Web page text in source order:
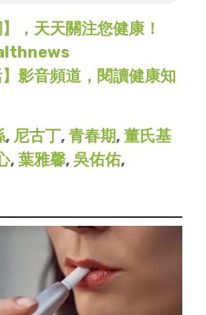
，天天關注您健康！
影音頻道，閱讀健康知
, 尼古丁, 青春期, 董氏基
, 葉雅馨, 吳佑佑,